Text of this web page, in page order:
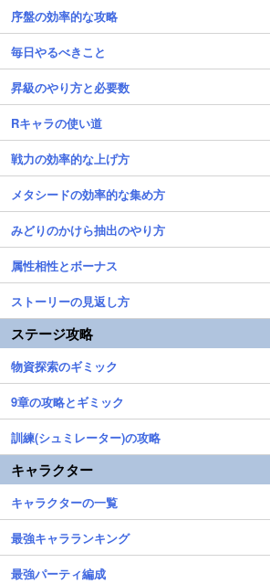
序盤の効率的な攻略
毎日やるべきこと
昇級のやり方と必要数
Rキャラの使い道
戦力の効率的な上げ方
メタシードの効率的な集め方
みどりのかけら抽出のやり方
属性相性とボーナス
ストーリーの見返し方
ステージ攻略
物資探索のギミック
9章の攻略とギミック
訓練(シュミレーター)の攻略
キャラクター
キャラクターの一覧
最強キャラランキング
最強パーティ編成